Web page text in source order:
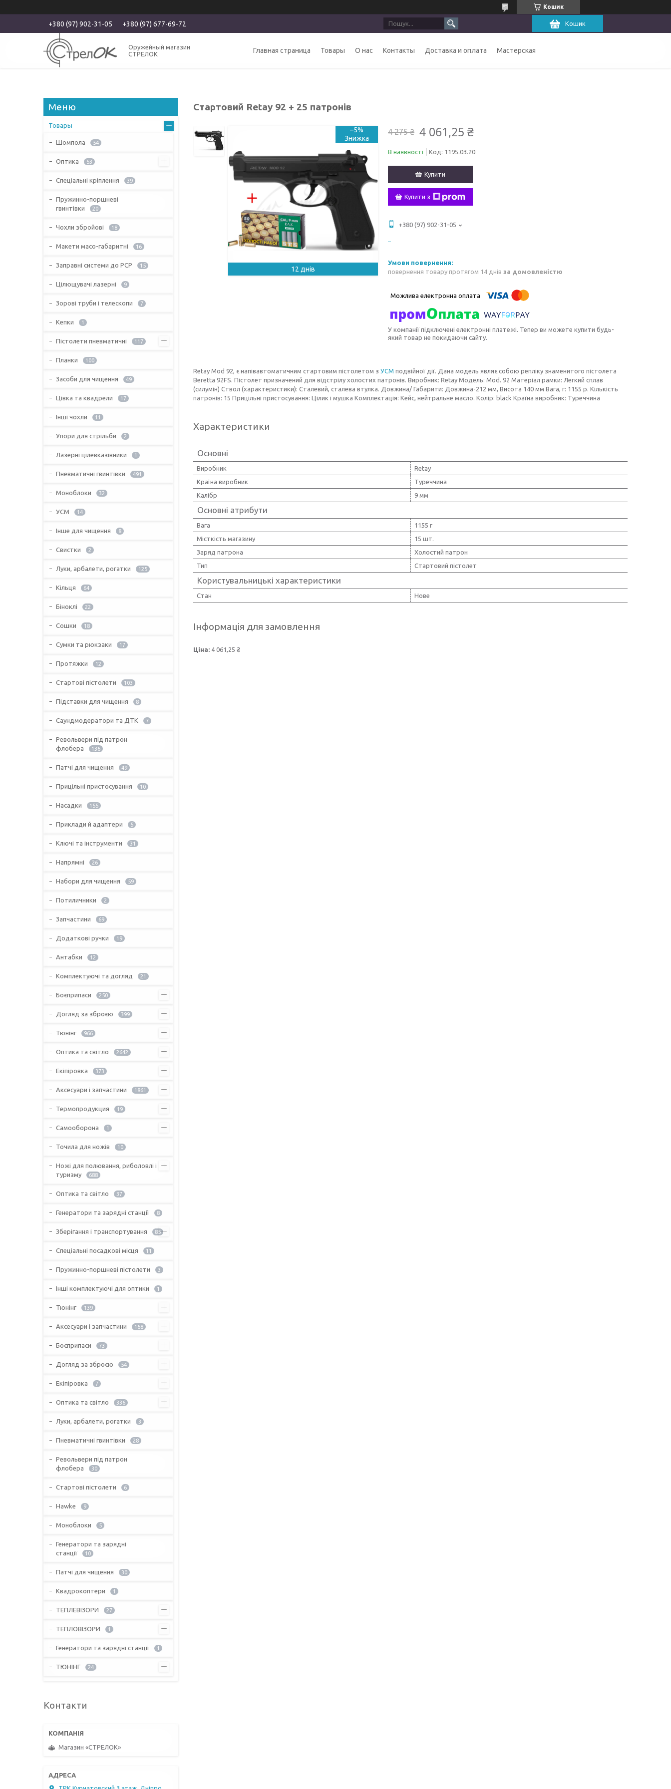
Кошик
+380 (97) 902-31-05 +380 (97) 677-69-72 Кошик
Оружейный магазин
СТРЕЛОК
Главная страница Товары О нас Контакты Доставка и оплата Мастерская
Стартовий Retay 92 + 25 патронів
–5%
12 днів
4 275 ₴ 4 061,25 ₴
В наявності Код: 1195.03.20
Купити
Купити з
+380 (97) 902-31-05
повернення товару протягом 14 днів за домовленістю
У компанії підключені електронні платежі. Тепер ви можете купити будь-
який товар не покидаючи сайту.
Retay Mod 92, є напівавтоматичним стартовим пістолетом з УСМ подвійної дії. Дана модель являє собою репліку знаменитого пістолета
Beretta 92FS. Пістолет призначений для відстрілу холостих патронів. Виробник: Retay Модель: Mod. 92 Матеріал рамки: Легкий сплав
(силумін) Ствол (характеристики): Сталевий, сталева втулка. Довжина/ Габарити: Довжина-212 мм, Висота 140 мм Вага, г: 1155 р. Кількість
патронів: 15 Прицільні пристосування: Цілик і мушка Комплектація: Кейс, нейтральне масло. Колір: black Країна виробник: Туреччина
Характеристики
Основні
Виробник
Retay
Країна виробник
Туреччина
Калібр
9 мм
Основні атрибути
Вага
1155 г
Місткість магазину
15 шт.
Заряд патрона
Холостий патрон
Тип
Стартовий пістолет
Користувальницькі характеристики
Стан Нове
Інформація для замовлення
Ціна: 4 061,25 ₴
Товары
Шомпола 54
Оптика 53
Спеціальні кріплення 39
Пружинно-поршневі
гвинтівки
20
Чохли збройові 18
Макети масо-габаритні 16
Заправні системи до PCP 15
Цілющувачі лазерні 9
Зорові труби і телескопи 7
Кепки 1
Пістолети пневматичні 117
Планки 100
Засоби для чищення 49
Цівка та квадрели 17
Інші чохли 11
Упори для стрільби 2
Лазерні цілевказівники 1
Пневматичні гвинтівки 491
Моноблоки 32
УСМ 14
Інше для чищення 8
Свистки 2
Луки, арбалети, рогатки 125
Кільця 64
Біноклі 22
Сошки 18
Сумки та рюкзаки 17
Протяжки 12
Стартові пістолети 103
Підставки для чищення 8
Саундмодератори та ДТК 7
Револьвери під патрон
флобера
136
Патчі для чищення 49
Прицільні пристосування 10
Насадки 155
Приклади й адаптери 5
Ключі та інструменти 31
Напрямні 26
Набори для чищення 59
Потиличники 2
Запчастини 69
Додаткові ручки 19
Антабки 12
Комплектуючі та догляд 21
Боєприпаси 250
Догляд за зброєю 399
Тюнінг 966
Оптика та світло 2642
Екіпіровка 373
Аксесуари і запчастини 1861
Термопродукция 19
Самооборона 1
Точила для ножів 10
Ножі для полювання, риболовлі і
туризму
688
Оптика та світло 37
Генератори та зарядні станції 8
Зберігання і транспортування 85
Спеціальні посадкові місця 11
Пружинно-поршневі пістолети 3
Інші комплектуючі для оптики 1
Тюнінг 139
Аксесуари і запчастини 168
Боєприпаси 73
Догляд за зброєю 54
Екіпіровка 7
Оптика та світло 336
Луки, арбалети, рогатки 3
Пневматичні гвинтівки 28
Револьвери під патрон
флобера
30
Стартові пістолети 6
Hawke 9
Моноблоки 5
Генератори та зарядні
станції
10
Патчі для чищення 30
Квадрокоптери 1
ТЕПЛЕВІЗОРИ 27
ТЕПЛОВІЗОРИ 1
Генератори та зарядні станції 1
ТЮНІНГ 24
Контакти
Магазин «СТРЕЛОК»